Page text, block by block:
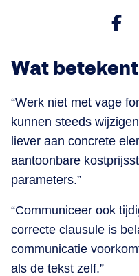
Wat
“Werk niet met vage
kunnen steeds
liever aan concrete
aantoonbare
parameters.”
“Communiceer ook
correcte clausule is
communicatie
als de tekst zelf.”